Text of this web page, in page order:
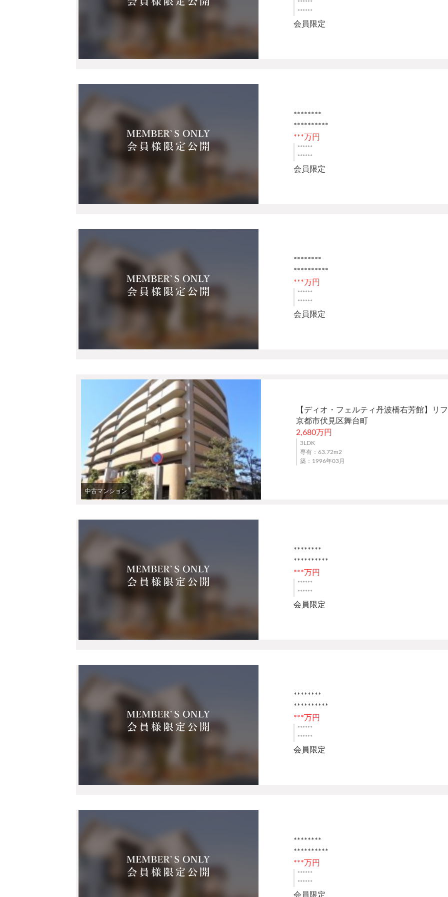
******
******
会員限定
********
**********
***万円
******
******
会員限定
********
**********
***万円
******
******
会員限定
中古マンション
【ディオ・フェルティ丹波橋右芳館】リ
京都市伏見区舞台町
2,680万円
3LDK
専有：63.72m2
築：1996年03月
********
**********
***万円
******
******
会員限定
********
**********
***万円
******
******
会員限定
********
**********
***万円
******
******
会員限定